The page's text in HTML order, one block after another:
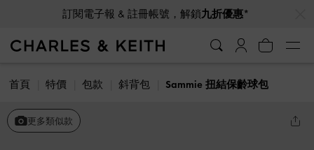
訂閱電子報 & 註冊帳號，解鎖九折優惠*
首頁 特價 包款 斜背包 Sammie 扭結保齡球包
更多類似款